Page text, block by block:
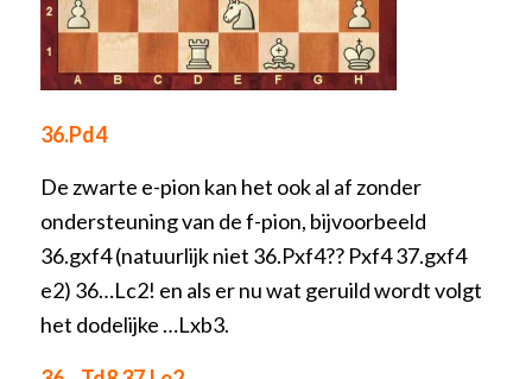
36.Pd4
De zwarte e-pion kan het ook al af zonder
ondersteuning van de f-pion, bijvoorbeeld
36.gxf4 (natuurlijk niet 36.Pxf4?? Pxf4 37.gxf4
e2) 36…Lc2! en als er nu wat geruild wordt volgt
het dodelijke …Lxb3.